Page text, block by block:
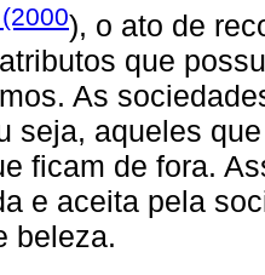
), o ato de
que
As
seja, aqueles
ficam de fora.
e aceita pela
beleza.